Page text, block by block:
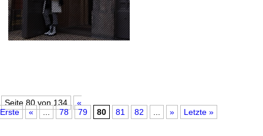
Seite 80 von 134
«
Erste
« ... 78 79 80 81 82 » Letzte »